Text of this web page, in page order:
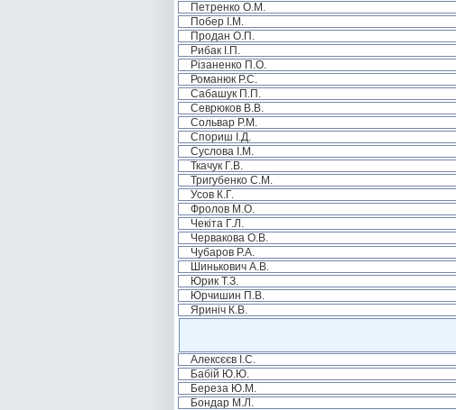
Петренко О.М.
Побер І.М.
Продан О.П.
Рибак І.П.
Різаненко П.О.
Романюк Р.С.
Сабашук П.П.
Севрюков В.В.
Сольвар Р.М.
Спориш І.Д.
Суслова І.М.
Ткачук Г.В.
Тригубенко С.М.
Усов К.Г.
Фролов М.О.
Чекіта Г.Л.
Червакова О.В.
Чубаров Р.А.
Шинькович А.В.
Юрик Т.З.
Юрчишин П.В.
Яриніч К.В.
Алексєєв І.С.
Бабій Ю.Ю.
Береза Ю.М.
Бондар М.Л.